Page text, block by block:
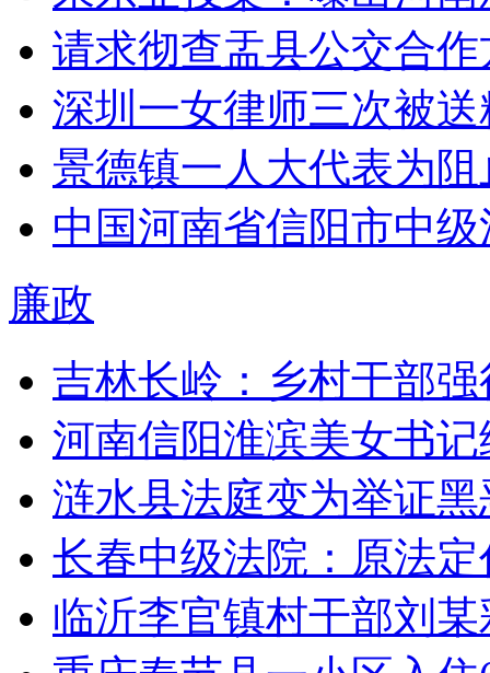
请求彻查盂县公交合
深圳一女律师三次被
景德镇一人大代表为
中国河南省信阳市中
廉政
吉林长岭：乡村干部
河南信阳淮滨美女书
涟水县法庭变为举证
长春中级法院：原法
临沂李官镇村干部刘